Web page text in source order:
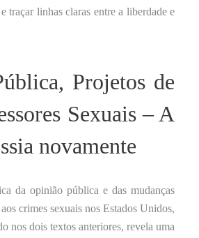
traçar linhas claras entre a liberdade e
Projetos de
Sexuais – A
novamente
da opinião pública e das mudanças
crimes sexuais nos Estados Unidos,
nos dois textos anteriores, revela uma